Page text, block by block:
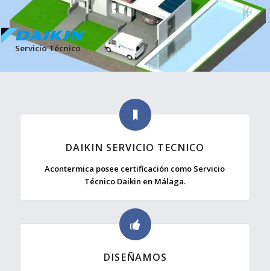
Servicio Técnico
DAIKIN SERVICIO TECNICO
Acontermica posee certificación como Servicio
Técnico Daikin en Málaga.
DISEÑAMOS